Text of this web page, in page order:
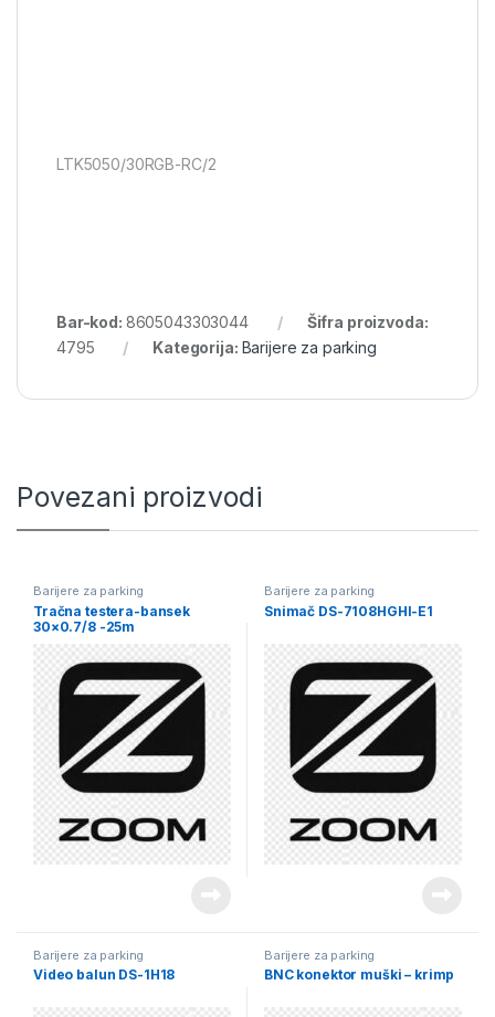
LTK5050/30RGB-RC/2
Bar-kod: 8605043303044
Šifra proizvoda:
4795
Kategorija: Barijere za parking
Povezani proizvodi
Barijere za parking
Tračna testera-bansek
30×0.7/8 -25m
Barijere za parking
Snimač DS-7108HGHI-E1
Barijere za parking
Video balun DS-1H18
Barijere za parking
BNC konektor muški – krimp